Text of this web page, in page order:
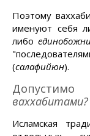
Поэтому
именуют себя
либо
(салафийюн).
ваххабитами?
Исламская